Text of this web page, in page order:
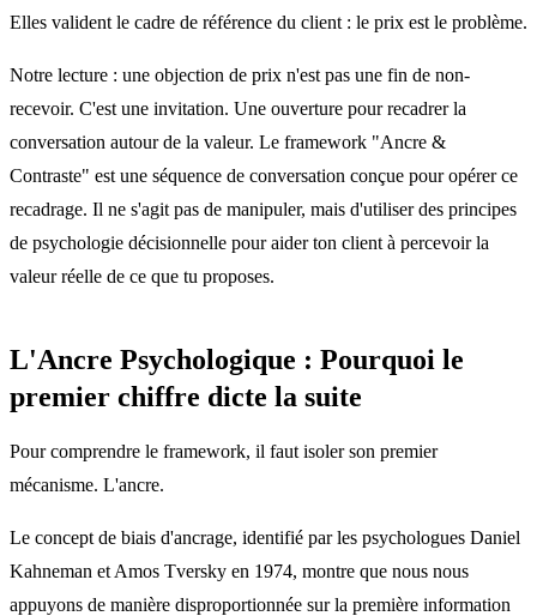
Elles valident le cadre de référence du client : le prix est le problème.
Notre lecture : une objection de prix n'est pas une fin de non-
recevoir. C'est une invitation. Une ouverture pour recadrer la
conversation autour de la valeur. Le framework "Ancre &
Contraste" est une séquence de conversation conçue pour opérer ce
recadrage. Il ne s'agit pas de manipuler, mais d'utiliser des principes
de psychologie décisionnelle pour aider ton client à percevoir la
valeur réelle de ce que tu proposes.
L'Ancre Psychologique : Pourquoi le
premier chiffre dicte la suite
Pour comprendre le framework, il faut isoler son premier
mécanisme. L'ancre.
Le concept de biais d'ancrage, identifié par les psychologues Daniel
Kahneman et Amos Tversky en 1974, montre que nous nous
appuyons de manière disproportionnée sur la première information